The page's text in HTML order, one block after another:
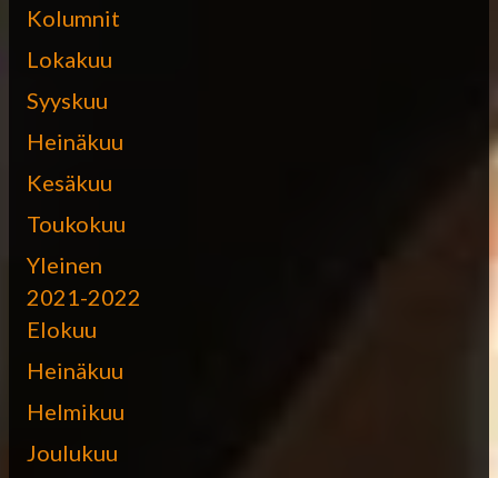
Kolumnit
Lokakuu
Syyskuu
Heinäkuu
Kesäkuu
Toukokuu
Yleinen
2021-2022
Elokuu
Heinäkuu
Helmikuu
Joulukuu